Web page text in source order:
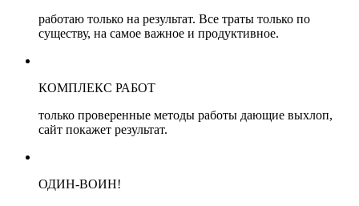
работаю только на результат. Все траты только по
существу, на самое важное и продуктивное.
КОМПЛЕКС РАБОТ
только проверенные методы работы дающие выхлоп,
сайт покажет результат.
ОДИН-ВОИН!